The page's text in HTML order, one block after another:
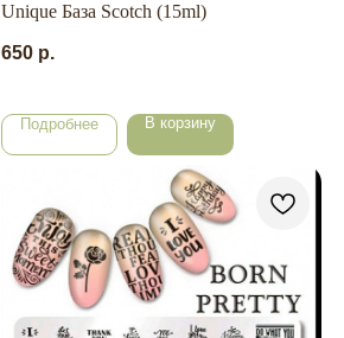
Unique База Scotch (15ml)
650 р.
Подробнее В корзину